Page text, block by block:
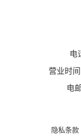
电
营业时
电
隐私条款